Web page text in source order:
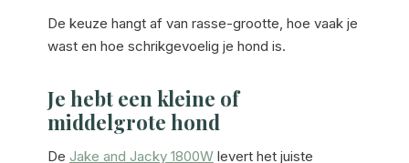
De keuze hangt af van rasse-grootte, hoe vaak je
wast en hoe schrikgevoelig je hond is.
Je hebt een kleine of
middelgrote hond
De Jake and Jacky 1800W levert het juiste